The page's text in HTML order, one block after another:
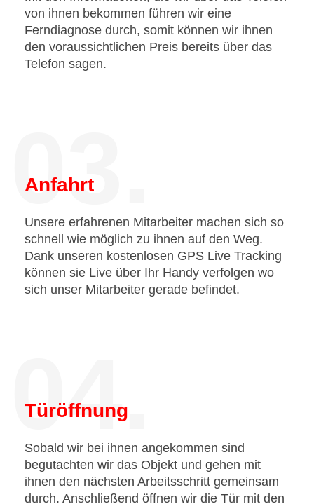
von ihnen bekommen führen wir eine
Ferndiagnose durch, somit können wir ihnen
den voraussichtlichen Preis bereits über das
Telefon sagen.
03.
Anfahrt
Unsere erfahrenen Mitarbeiter machen sich so
schnell wie möglich zu ihnen auf den Weg.
Dank unseren kostenlosen GPS Live Tracking
können sie Live über Ihr Handy verfolgen wo
sich unser Mitarbeiter gerade befindet.
04.
Türöffnung
Sobald wir bei ihnen angekommen sind
begutachten wir das Objekt und gehen mit
ihnen den nächsten Arbeitsschritt gemeinsam
durch. Anschließend öffnen wir die Tür mit den